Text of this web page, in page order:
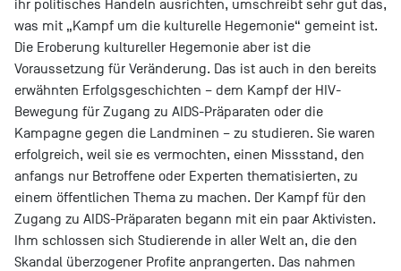
ihr politisches Handeln ausrichten, umschreibt sehr gut das,
was mit „Kampf um die kulturelle Hegemonie“ gemeint ist.
Die Eroberung kultureller Hegemonie aber ist die
Voraussetzung für Veränderung. Das ist auch in den bereits
erwähnten Erfolgsgeschichten – dem Kampf der HIV-
Bewegung für Zugang zu AIDS-Präparaten oder die
Kampagne gegen die Landminen – zu studieren. Sie waren
erfolgreich, weil sie es vermochten, einen Missstand, den
anfangs nur Betroffene oder Experten thematisierten, zu
einem öffentlichen Thema zu machen. Der Kampf für den
Zugang zu AIDS-Präparaten begann mit ein paar Aktivisten.
Ihm schlossen sich Studierende in aller Welt an, die den
Skandal überzogener Profite anprangerten. Das nahmen